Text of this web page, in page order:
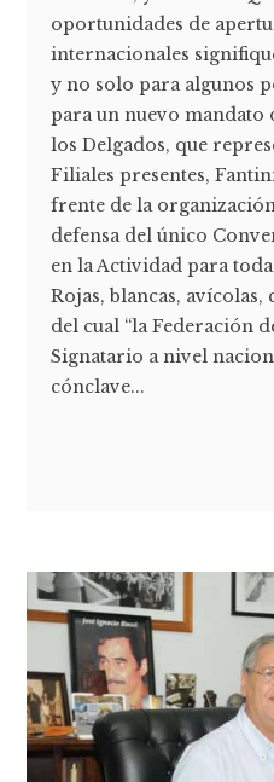
oportunidades de
internacionales
y no solo para algunos
para un nuevo mandato
los Delgados, que
Filiales presentes,
frente de la
defensa del único
en la Actividad para
Rojas, blancas,
del cual “la Federación
Signatario a nivel
cónclave...